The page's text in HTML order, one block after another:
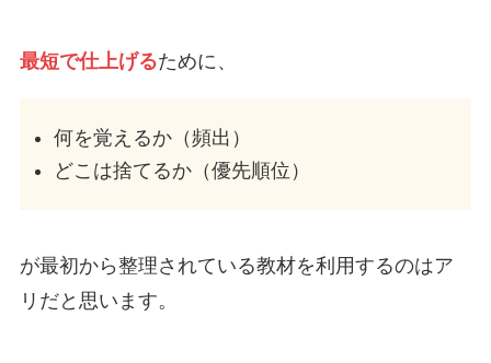
最短で仕上げるために、
何を覚えるか（頻出）
どこは捨てるか（優先順位）
が最初から整理されている教材を利用するのはア
リだと思います。